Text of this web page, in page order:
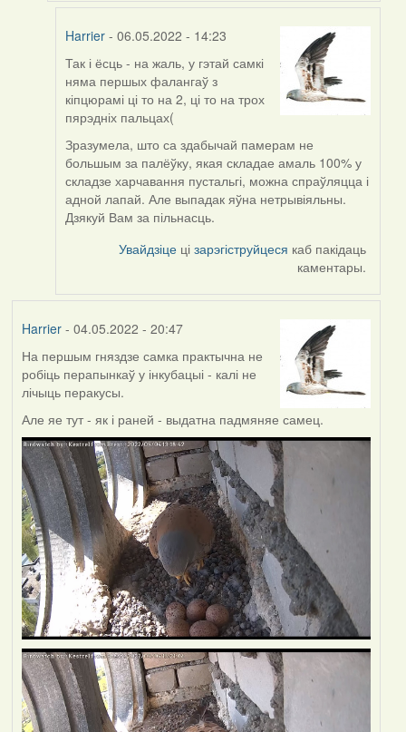
Harrier - 06.05.2022 - 14:23
In
reply
to
by
ZNR
Так і ёсць - на жаль, у гэтай самкі
няма першых фалангаў з
кіпцюрамі ці то на 2, ці то на трох
пярэдніх пальцах(
Зразумела, што са здабычай памерам не
большым за палёўку, якая складае амаль 100% у
складзе харчавання пустальгі, можна спраўляцца і
адной лапай. Але выпадак яўна нетрывіяльны.
Дзякуй Вам за пільнасць.
Увайдзіце цізарэгіструйцеся каб пакідаць
каментары.
Harrier- 04.05.2022 - 20:47
На першым гняздзе самка практычна не
робіць перапынкаў у інкубацыі - калі не
лічыць перакусы.
Але яе тут - як і раней - выдатна падмяняе самец.